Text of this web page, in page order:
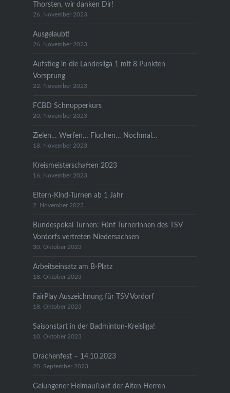
Thorsten, wir danken Dir!
26. November 2023
Ausgelaubt!
26. November 2023
Aufstieg in die Landesliga 1 mit 8 Punkten
Vorsprung
22. November 2023
FCBD Schnupperkurs
20. November 2023
Zielen… Werfen… Fluchen… Nochmal…
18. November 2023
Kreismeisterschaften 2023
16. November 2023
Eltern-Kind-Turnen ab 1 Jahr
2. November 2023
Bundespokal Turnen: Fünf Turnerinnen des TSV
Vordorfs vertreten Niedersachsen
30. Oktober 2023
Arbeitseinsatz am B-Platz
18. Oktober 2023
FairPlay Auszeichnung für TSV Vordorf
18. Oktober 2023
Saisonstart in der Badminton-Kreisliga!
10. Oktober 2023
Drachenfest – 14.10.2023
20. September 2023
Gelungener Heimauftakt der Alten Herren